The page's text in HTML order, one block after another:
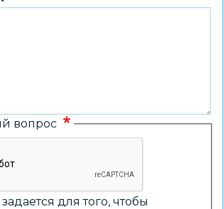
вопрос
для того, чтобы